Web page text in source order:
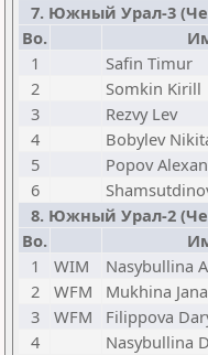
7. Южный Урал-3
Bo.
1
Safin Timur
2
Somkin Kirill
3
Rezvy Lev
4
Bobylev
5
Popov
6
8. Южный Урал-2
Bo.
1
WIM Nasybullina
2
WFM Mukhina Jana
3
WFM Filippova
4
Nasybullina